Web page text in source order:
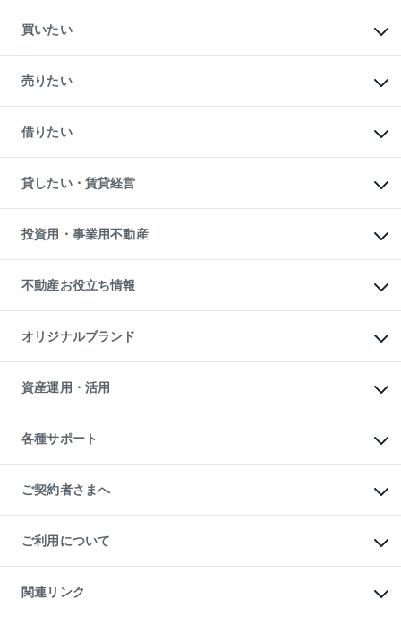
買いたい
新築・分譲マンションの購入
中古マンションの購入
一戸建ての購入
中古一戸建ての購入
不動産購入の流れ
注目キーワード物件特集
購入ガイド
English 繁体中文簡体中文
売りたい
一戸建ての売却・査定
土地の売却・査定
スピードAI査定
不動産査定について
不動産売却の流れ
不動産買換えの流れ
売却ガイド
借りたい
オフィス・店舗の賃貸
借りるときの流れ
借りるガイド
貸したい・賃貸経営
マンション賃料データ
賃貸管理プラン
リロケーションについて
貸すガイド
投資用・事業用不動産
事業用不動産
マンション投資
投資用マンション
アパート経営
収益物件
ビル購入（ビル一棟）
投資用不動産の売却査定
事業用不動産の売却査定
不動産お役立ち情報
マンションライブラリー
人気マンションランキング
暮らしに役立つ不動産メディア
不動産相場・不動産価格情報
不動産コラム・ニュース
不動産用語集
不動産なんでもネット相談室
住まいの税金
オリジナルブランド
一棟リノベーションマンション
L`GENTE（ルジェンテ）
区分リノベーションマンション
投資用一棟レジデンスWELL
不動産小口投資
LEGACIA（レガシア）
資産運用・活用
不動産M&A
アセットマネジメント・出資
各種サポート
相続サポート
リフォームサポート
ご契約者さまへ
ご紹介・再契約特典
入居者様専用-各種ご案内（賃貸）
東急こすもす会「こすもすWeb」
ご利用について
金融商品取引について
東急リバブル ソーシャルメディアポリシー
関連リンク